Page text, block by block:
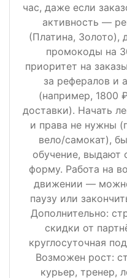
час, даже если
активность —
(Платина, Золото),
промокоды на
приоритет на
за рефералов и
(например, 1800
доставки). Начать
и права не нужны
вело/самокат),
обучение, выдают
форму. Работа на
движении —
паузу или
Дополнительно:
скидки от
круглосуточная
Возможен рост:
курьер, тренер,